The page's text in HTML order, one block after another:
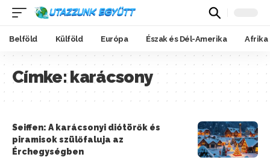
Belföld Külföld Európa Észak és Dél-Amerika Afrika
Címke:karácsony
Seiffen: A karácsonyi diótörők és
piramisok szülőfaluja az
Érchegységben